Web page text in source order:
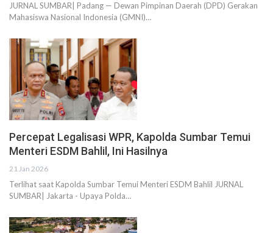
JURNAL SUMBAR| Padang — Dewan Pimpinan Daerah (DPD) Gerakan
Mahasiswa Nasional Indonesia (GMNI)…
Percepat Legalisasi WPR, Kapolda Sumbar Temui
Menteri ESDM Bahlil, Ini Hasilnya
21 Jan 2026
Terlihat saat Kapolda Sumbar Temui Menteri ESDM Bahlil JURNAL
SUMBAR| Jakarta - Upaya Polda…